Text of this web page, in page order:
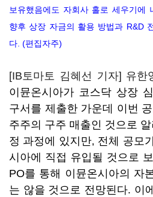
보유했음에도 자회사 홀로 세우기에
향후 상장 자금의 활용 방법과 R&D
다. (편집자주)
[IB토마토 김혜선 기자] 유한
이뮨온시아가 코스닥 상장
구서를 제출한 가운데 이번
주주의 구주 매출인 것으로
정 과정에 있지만, 전체 공모
시아에 직접 유입될 것으로
PO를 통해 이뮨온시아의 자
는 않을 것으로 전망된다. 이에